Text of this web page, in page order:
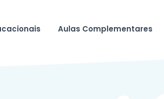
Aulas Complementares